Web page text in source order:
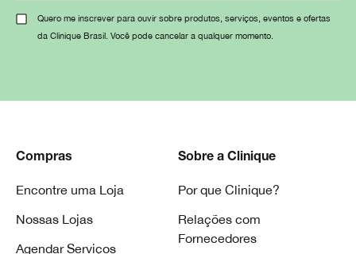
Quero me inscrever para ouvir sobre produtos, serviços, eventos e ofertas
da Clinique Brasil. Você pode cancelar a qualquer momento.
Compras
Encontre uma Loja
Nossas Lojas
Agendar Serviços
Sobre a Clinique
Por que Clinique?
Relações com
Fornecedores